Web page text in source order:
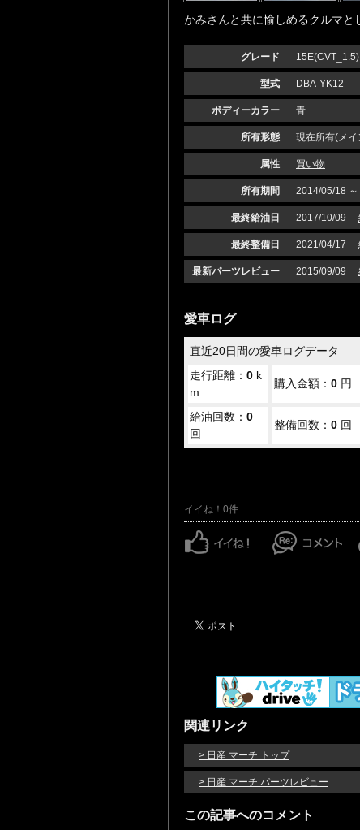
かみさんと共に愉しめるクルマと
グレード 15E(CVT_1.5)
型式 DBA-YK12
ボディーカラー 青
所有形態 現在所有(メイ
属性 買い物
所有期間 2014/05/18 ～
最終給油日 2017/10/09
最終整備日 2021/04/17
最新パーツレビュー 2015/09/09
愛車ログ
直近20日間の愛車ログデータ
走行距離： 0 k
m
購入金額： 0 円
給油回数： 0
回
整備回数： 0 回
イイね！0件
関連リンク
> 日産 マーチ トップ
> 日産 マーチ パーツレビュー
この記事へのコメント